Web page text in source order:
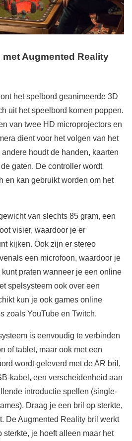
Augmented Reality
het spelbord geanimeerde 3D
uit het speelbord komen poppen.
van twee HD microprojectors en
dient voor het volgen van het
houdt de handen, kaarten
gaten. De controller wordt
en kan gebruikt worden om het
van slechts 85 gram, een
visier, waardoor je er
kijken. Ook zijn er stereo
een microfoon, waardoor je
praten wanneer je een online
spelsysteem ook over een
kun je ook games online
zoals YouTube en Twitch.
is eenvoudig te verbinden
of tablet, maar ook met een
wordt geleverd met de AR bril,
kabel, een verscheidenheid aan
introductie spellen (single-
Draag je een bril op sterkte,
De Augmented Reality bril werkt
sterkte, je hoeft alleen maar het